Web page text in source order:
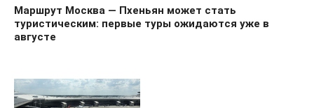
Маршрут Москва — Пхеньян может стать
туристическим: первые туры ожидаются уже в
августе